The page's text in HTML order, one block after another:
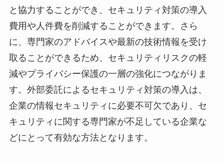
と協力することができ、セキュリティ対策の導入
費用や人件費を削減することができます。さら
に、専門家のアドバイスや最新の技術情報を受け
取ることができるため、セキュリティリスクの軽
減やプライバシー保護の一層の強化につながりま
す。外部委託によるセキュリティ対策の導入は、
企業の情報セキュリティに必要不可欠であり、セ
キュリティに関する専門家が不足している企業な
どにとって有効な方法となります。